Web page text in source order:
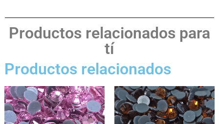
Productos relacionados para
tí
Productos relacionados